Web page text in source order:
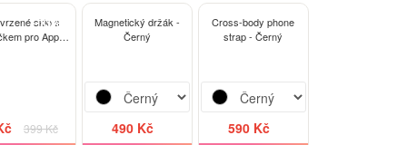
-13%
sklo s
pro Apple
399 Kč
Magnetický držák -
Černý
490 Kč
Cross-body phone
strap - Černý
590 Kč